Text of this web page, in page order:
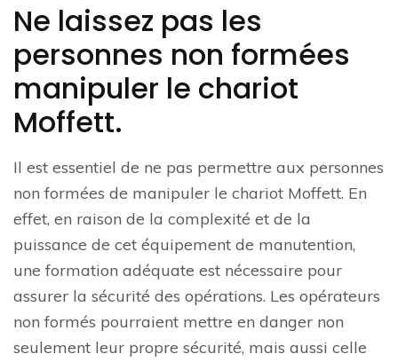
Ne laissez pas les
personnes non formées
manipuler le chariot
Moffett.
Il est essentiel de ne pas permettre aux personnes
non formées de manipuler le chariot Moffett. En
effet, en raison de la complexité et de la
puissance de cet équipement de manutention,
une formation adéquate est nécessaire pour
assurer la sécurité des opérations. Les opérateurs
non formés pourraient mettre en danger non
seulement leur propre sécurité, mais aussi celle